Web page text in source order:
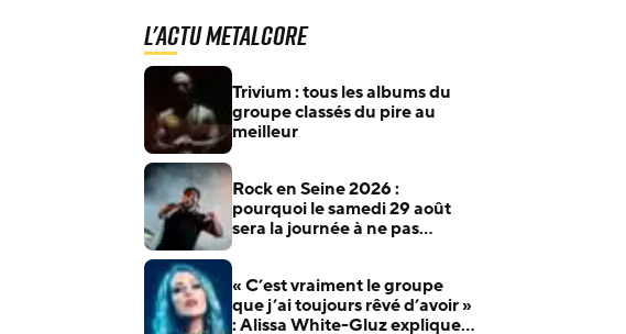
L'actu Metalcore
Trivium : tous les albums du
groupe classés du pire au
meilleur
Rock en Seine 2026 :
pourquoi le samedi 29 août
sera la journée à ne pas
« C’est vraiment le groupe
que j’ai toujours rêvé d’avoir »
: Alissa White-Gluz explique